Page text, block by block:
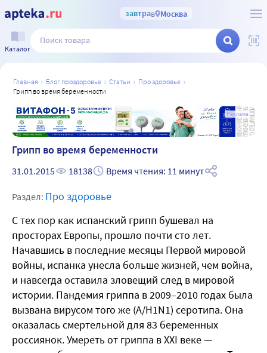
завтрав Москва
Каталог
главная блог проздоровье статьи
про здоровье
грипп во время беременности
Реклама
Грипп во время беременности
31.01.2015 18138 Время чтения: 11 минут
Раздел: Про здоровье
С тех пор как испанский грипп бушевал на
просторах Европы, прошло почти сто лет.
Начавшись в последние месяцы Первой мировой
войны, испанка унесла больше жизней, чем война,
и навсегда оставила зловещий след в мировой
истории. Пандемия гриппа в 2009–2010 годах была
вызвана вирусом того же (A/H1N1) серотипа. Она
оказалась смертельной для 83 беременных
россиянок. Умереть от гриппа в XXI веке —